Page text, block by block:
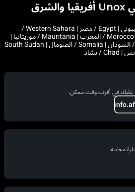
معلومات الاتصال في Unox أفريقيا والشرق
Algeria / الجزائر | Djibouti / جيبوتي | Egypt / مصر | Western Sahara /
الصحراء الغربية | Libya / ليبيا | Morocco / المغرب | Mauritania / موريتانيا |
Palestine / فلسطين | Sudan / السودان | Somalia / الصومال | South Sudan
عليك في أقرب وقت ممكن.
مجانية.